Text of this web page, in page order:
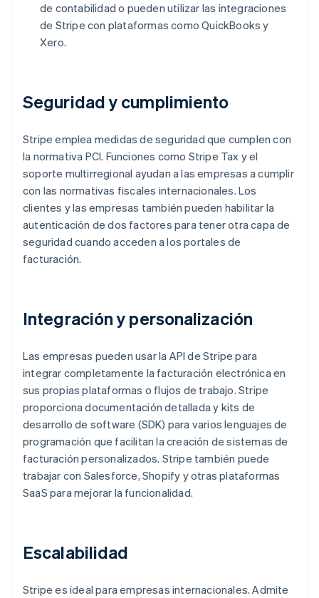
de contabilidad o pueden utilizar las integraciones
de Stripe con plataformas como QuickBooks y
Xero.
Seguridad y cumplimiento
Stripe emplea medidas de seguridad que cumplen con
la normativa PCI. Funciones como Stripe Tax y el
soporte multirregional ayudan a las empresas a cumplir
con las normativas fiscales internacionales. Los
clientes y las empresas también pueden habilitar la
autenticación de dos factores para tener otra capa de
seguridad cuando acceden a los portales de
facturación.
Integración y personalización
Las empresas pueden usar la API de Stripe para
integrar completamente la facturación electrónica en
sus propias plataformas o flujos de trabajo. Stripe
proporciona documentación detallada y kits de
desarrollo de software (SDK) para varios lenguajes de
programación que facilitan la creación de sistemas de
facturación personalizados. Stripe también puede
trabajar con Salesforce, Shopify y otras plataformas
SaaS para mejorar la funcionalidad.
Escalabilidad
Stripe es ideal para empresas internacionales. Admite